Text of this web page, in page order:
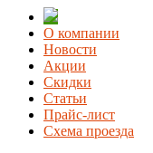
О компании
Новости
Акции
Скидки
Статьи
Прайс-лист
Схема проезда